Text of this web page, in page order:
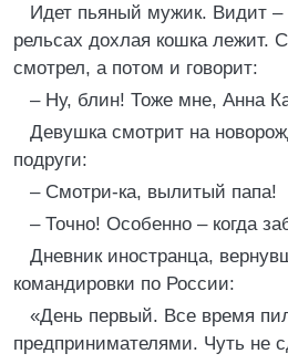
Идет пьяный мужик. Видит –
рельсах дохлая кошка лежит.
смотрел, а потом и говорит:
– Ну, блин! Тоже мне, Анна
Девушка смотрит на
подруги:
– Смотри-ка, вылитый папа!
– Точно! Особенно – когда
Дневник иностранца,
командировки по России:
«День первый. Все время
предпринимателями. Чуть не